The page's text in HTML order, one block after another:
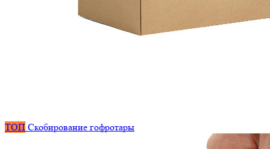
ТОП Скобирование гофротары